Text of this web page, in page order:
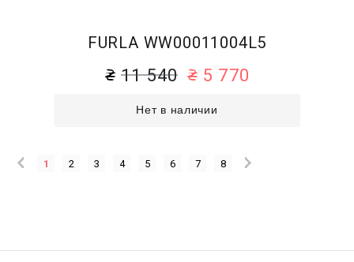
FURLA WW00011004L5
11 540 5 770
Нет в наличии
1 2 3 4 5 6 7 8